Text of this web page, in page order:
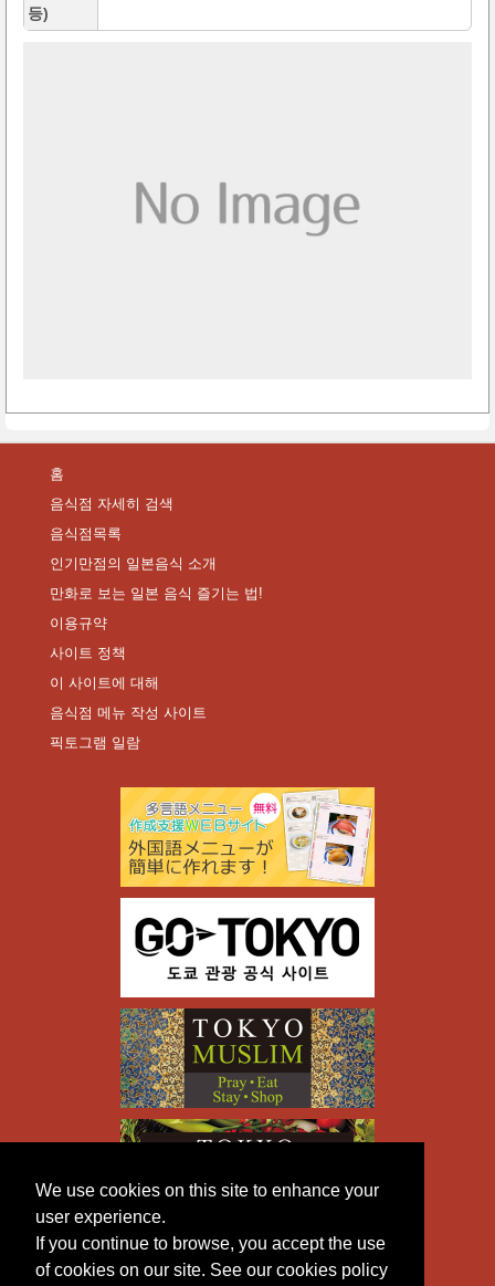
We use cookies on this site to enhance your
user experience.
If you continue to browse, you accept the use
of cookies on our site. See our cookies policy
등)
홈
음식점 자세히 검색
음식점목록
인기만점의 일본음식 소개
만화로 보는 일본 음식 즐기는 법!
이용규약
사이트 정책
이 사이트에 대해
음식점 메뉴 작성 사이트
픽토그램 일람